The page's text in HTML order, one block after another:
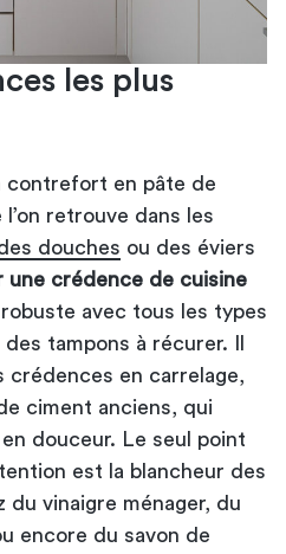
les plus
contrefort en pâte de
retrouve dans les
douches ou des éviers
une crédence de cuisine
avec tous les types
des tampons à récurer. Il
crédences en carrelage,
ciment anciens, qui
douceur. Le seul point
est la blancheur des
du vinaigre ménager, du
encore du savon de